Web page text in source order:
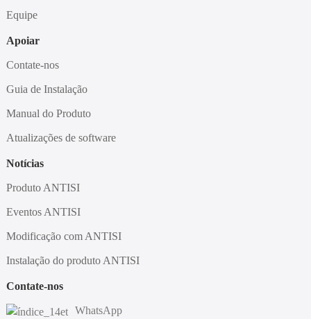
Equipe
Apoiar
Contate-nos
Guia de Instalação
Manual do Produto
Atualizações de software
Notícias
Produto ANTISI
Eventos ANTISI
Modificação com ANTISI
Instalação do produto ANTISI
Contate-nos
WhatsApp